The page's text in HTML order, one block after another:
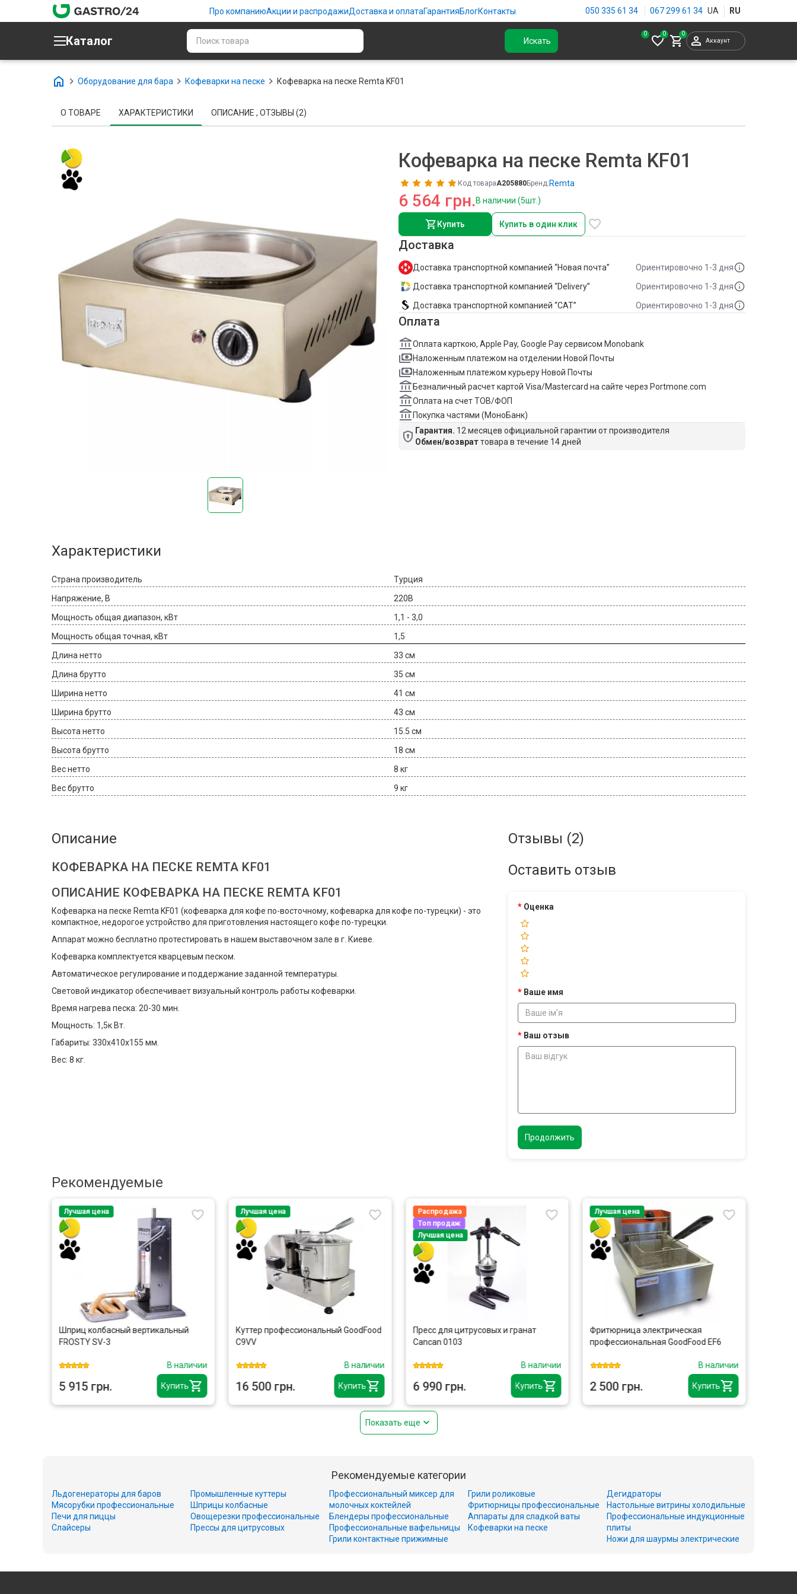
Про компаниюАкции и распродажиДоставка и оплатаГарантияБлогКонтакты 050 335 61 34 067 299 61 34
Каталог Искать
0
Аккаунт
Оборудование для бара Кофеварки на песке Кофеварка на песке Remta KF01
О ТОВАРЕ ХАРАКТЕРИСТИКИ ОПИСАНИЕ , ОТЗЫВЫ (2)
Кофеварка на песке Remta KF01
Код товараA205880Бренд:Remta
6 564 грн.В наличии (5шт.)
Купить Купить в один клик
Доставка
Доставка транспортной компанией “Новая почта”
Ориентировочно 1-3 дня
Доставка транспортной компанией “Delivery”
Ориентировочно 1-3 дня
Доставка транспортной компанией “САТ”
Ориентировочно 1-3 дня
Оплата
Оплата карткою, Apple Pay, Google Pay сервисом Monobank
Наложенным платежом на отделении Новой Почты
Наложенным платежом курьеру Новой Почты
Безналичный расчет картой Visa/Mastercard на сайте через Portmone.com
Оплата на счет ТОВ/ФОП
Покупка частями (МоноБанк)
Гарантия. 12 месяцев официальной гарантии от производителя
Обмен/возвраттовара в течение 14 дней
Характеристики
Страна производитель
Турция
Напряжение, В
220В
Мощность общая диапазон, кВт
1,1 - 3,0
Мощность общая точная, кВт
1,5
Длина нетто
33 см
Длина брутто
35 см
Ширина нетто
41 см
Ширина брутто
43 см
Высота нетто
15.5 см
Высота брутто
18 см
Вес нетто
8 кг
Вес брутто
9 кг
Описание
КОФЕВАРКА НА ПЕСКЕ REMTA KF01
ОПИСАНИЕ КОФЕВАРКА НА ПЕСКЕ REMTA KF01
Кофеварка на песке Remta KF01 (кофеварка для кофе по-восточному, кофеварка для кофе по-турецки) - это
компактное, недорогое устройство для приготовления настоящего кофе по-турецки.
Аппарат можно бесплатно протестировать в нашем выставочном зале в г. Киеве.
Кофеварка комплектуется кварцевым песком.
Автоматическое регулирование и поддержание заданной температуры.
Световой индикатор обеспечивает визуальный контроль работы кофеварки.
Время нагрева песка: 20-30 мин.
Мощность: 1,5к Вт.
Габариты: 330х410х155 мм.
Вес: 8 кг.
Отзывы (2)
Оставить отзыв
Оценка
Ваше имя
Ваш отзыв
Продолжить
Рекомендуемые
Купить
Лучшая цена
Шприц колбасный вертикальный
FROSTY SV-3
В наличии
5 915 грн. Купить
Лучшая цена
Куттер профессиональный GoodFood
C9VV
В наличии
16 500 грн. Купить
Распродажа
Топ продаж
Лучшая цена
Пресс для цитрусовых и гранат
Cancan 0103
В наличии
6 990 грн. Купить
Лучшая цена
Фритюрница электрическая
профессиональная GoodFood EF6
В наличии
2 500 грн.
Показать еще
Рекомендуемые категории
Льдогенераторы для баров
Мясорубки профессиональные
Печи для пиццы
Слайсеры
Промышленные куттеры
Шприцы колбасные
Овощерезки профессиональные
Прессы для цитрусовых
Профессиональный миксер для
молочных коктейлей
Блендеры профессиональные
Профессиональные вафельницы
Грили контактные прижимные
Грили роликовые
Фритюрницы профессиональные
Аппараты для сладкой ваты
Кофеварки на песке
Дегидраторы
Настольные витрины холодильные
Профессиональные индукционные
плиты
Ножи для шаурмы электрические